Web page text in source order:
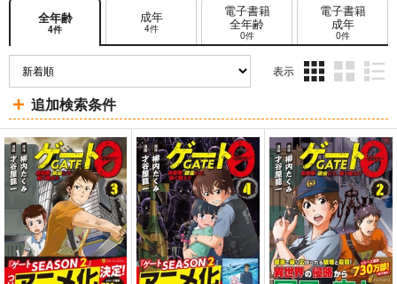
全年齢
4件
成年
4件
電子書籍
全年齢
0件
電子書籍
成年
0件
表示
ム
表
示
ム
表
示
ム
表
示
追加検索条件